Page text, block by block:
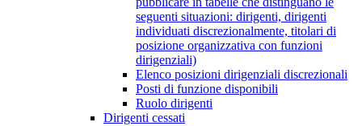
seguenti situazioni: dirigenti, dirigenti
individuati discrezionalmente, titolari di
posizione organizzativa con funzioni
dirigenziali)
Elenco posizioni dirigenziali discrezionali
Posti di funzione disponibili
Ruolo dirigenti
Dirigenti cessati